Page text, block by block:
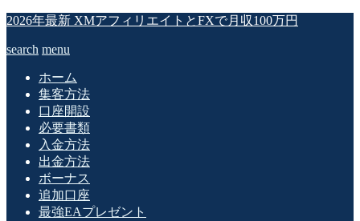
2026年最新 XMアフィリエイトとFXで月収100万円
search menu
ホーム
集客方法
口座開設
必要書類
入金方法
出金方法
ボーナス
追加口座
最強EAプレゼント